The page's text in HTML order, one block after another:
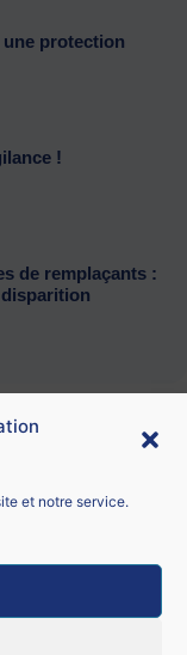
et notre service.
une protection
!
de remplaçants :
disparition